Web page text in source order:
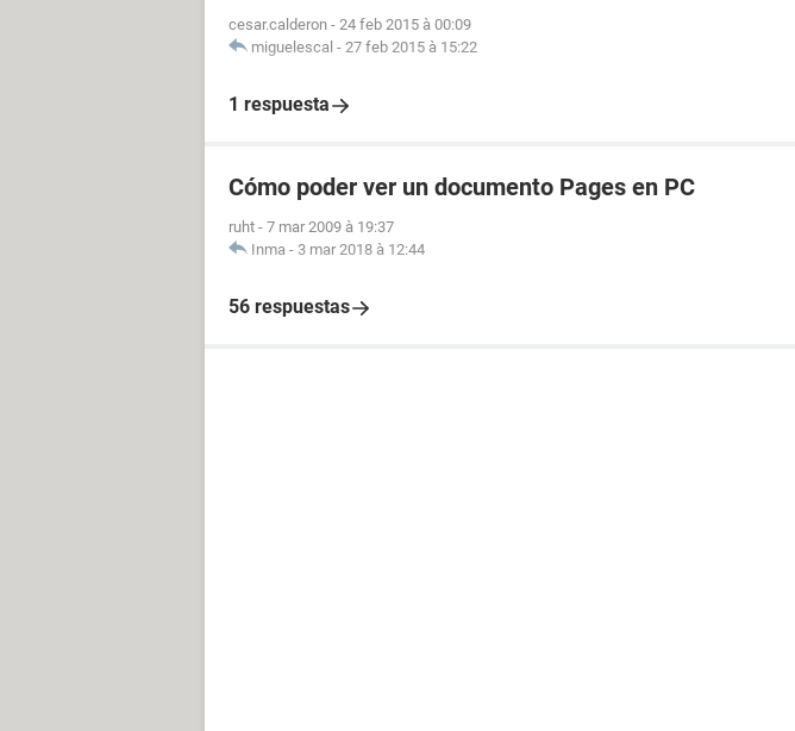
cesar.calderon - 24 feb 2015 à 00:09
miguelescal - 27 feb 2015 à 15:22
1 respuesta
Cómo poder ver un documento Pages en PC
ruht - 7 mar 2009 à 19:37
Inma - 3 mar 2018 à 12:44
56 respuestas